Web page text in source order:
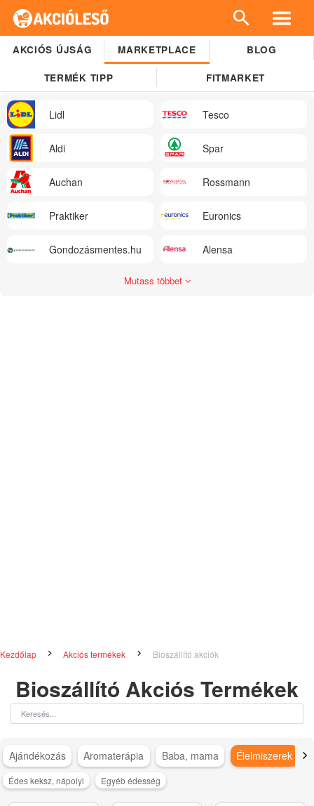
AKCIÓS ÚJSÁG MARKETPLACE BLOG
TERMÉK TIPP FITMARKET
Lidl Tesco
Aldi Spar
Auchan Rossmann
Praktiker Euronics
Gondozásmentes.hu Alensa
Mutass többet
Kezdőlap Akciós termékek Bioszállító akciók
Bioszállító Akciós Termékek
Ajándékozás Aromaterápia Baba, mama Élelmiszerek
Édes keksz, nápolyi Egyéb édesség